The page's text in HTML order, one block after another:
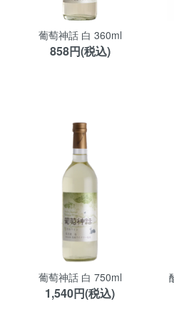
葡萄神話 白 360ml
858円(税込)
葡萄神話 白 750ml
1,540円(税込)